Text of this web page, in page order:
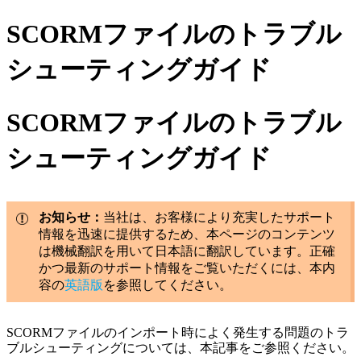
SCORMファイルのトラブル
シューティングガイド
SCORMファイルのトラブル
シューティングガイド
お知らせ： 当社は、お客様により充実したサポート
情報を迅速に提供するため、本ページのコンテンツ
は機械翻訳を用いて日本語に翻訳しています。正確
かつ最新のサポート情報をご覧いただくには、本内
容の英語版 を参照してください。
SCORMファイルのインポート時によく発生する問題のトラ
ブルシューティングについては、本記事をご参照ください。